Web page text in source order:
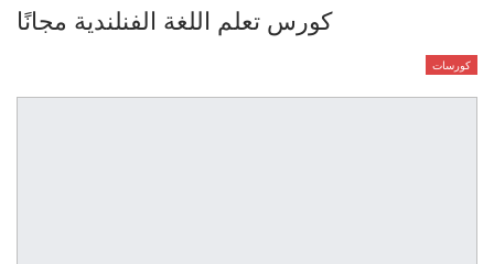
كورس تعلم اللغة الفنلندية مجانًا
كورسات